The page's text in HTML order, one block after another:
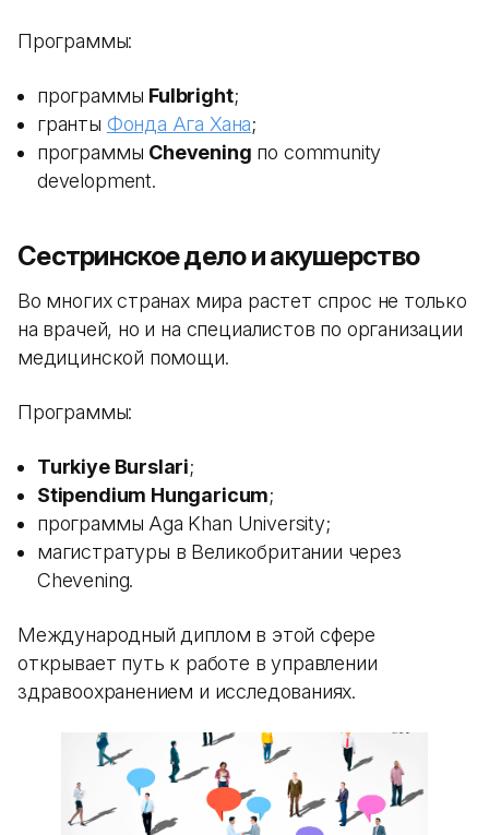
Программы:
программы Fulbright;
гранты Фонда Ага Хана;
программы Chevening по community
development.
Сестринское дело и акушерство
Во многих странах мира растет спрос не только
на врачей, но и на специалистов по организации
медицинской помощи.
Программы:
Turkiye Burslari;
Stipendium Hungaricum;
программы Aga Khan University;
магистратуры в Великобритании через
Chevening.
Международный диплом в этой сфере
открывает путь к работе в управлении
здравоохранением и исследованиях.